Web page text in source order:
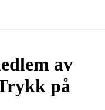
av
på